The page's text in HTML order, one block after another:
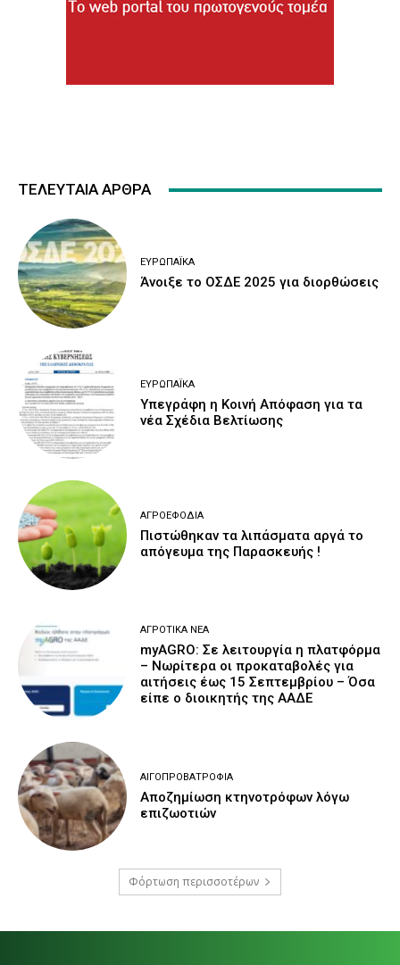
ΤΕΛΕΥΤΑΙΑ ΑΡΘΡΑ
ΕΥΡΩΠΑΪΚΆ
Άνοιξε το ΟΣΔΕ 2025 για διορθώσεις
ΕΥΡΩΠΑΪΚΆ
Υπεγράφη η Κοινή Απόφαση για τα
νέα Σχέδια Βελτίωσης
ΑΓΡΟΕΦΌΔΙΑ
Πιστώθηκαν τα λιπάσματα αργά το
απόγευμα της Παρασκευής !
ΑΓΡΟΤΙΚΆ ΝΈΑ
myAGRO: Σε λειτουργία η πλατφόρμα
– Νωρίτερα οι προκαταβολές για
αιτήσεις έως 15 Σεπτεμβρίου – Όσα
είπε ο διοικητής της ΑΑΔΕ
ΑΙΓΟΠΡΟΒΑΤΡΟΦΊΑ
Αποζημίωση κτηνοτρόφων λόγω
επιζωοτιών
Φόρτωση περισσοτέρων